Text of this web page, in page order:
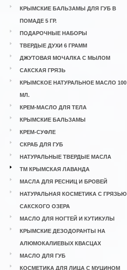
КРЫМСКИЕ БАЛЬЗАМЫ ДЛЯ ГУБ В
ПОМАДЕ 5 ГР.
ПОДАРОЧНЫЕ НАБОРЫ
ТВЕРДЫЕ ДУХИ 6 ГРАММ
ДЖУТОВАЯ МОЧАЛКА С МЫЛОМ
САКСКАЯ ГРЯЗЬ
КРЫМСКОЕ НАТУРАЛЬНОЕ МАСЛО 100
МЛ.
КРЕМ-МАСЛО ДЛЯ ТЕЛА
КРЫМСКИЕ БАЛЬЗАМЫ
КРЕМ-СУФЛЕ
СКРАБ ДЛЯ ГУБ
НАТУРАЛЬНЫЕ ТВЕРДЫЕ МАСЛА
ТМ КРЫМСКАЯ ЛАВАНДА
МАСЛА ДЛЯ РЕСНИЦ И БРОВЕЙ
НАТУРАЛЬНАЯ КОСМЕТИКА С ГРЯЗЬЮ
САКСКОГО ОЗЕРА
МАСЛО ДЛЯ НОГТЕЙ И КУТИКУЛЫ
КРЫМСКИЕ ДЕЗОДОРАНТЫ НА
АЛЮМОКАЛИЕВЫХ КВАСЦАХ
МАСЛО ДЛЯ ГУБ
КОСМЕТИКА ДЛЯ ЛИЦА С МУЦИНОМ